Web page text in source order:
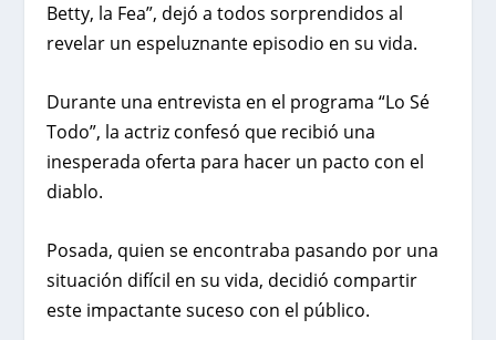
Betty, la Fea”, dejó a todos sorprendidos al
revelar un espeluznante episodio en su vida.
Durante una entrevista en el programa “Lo Sé
Todo”, la actriz confesó que recibió una
inesperada oferta para hacer un pacto con el
diablo.
Posada, quien se encontraba pasando por una
situación difícil en su vida, decidió compartir
este impactante suceso con el público.